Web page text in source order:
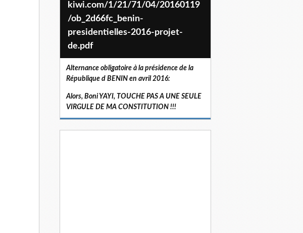
kiwi.com/1/21/71/04/20160119
/ob_2d66fc_benin-
presidentielles-2016-projet-
de.pdf
Alternance obligatoire à la présidence de la
République d BENIN en avril 2016:
Alors, Boni YAYI, TOUCHE PAS A UNE SEULE
VIRGULE DE MA CONSTITUTION !!!